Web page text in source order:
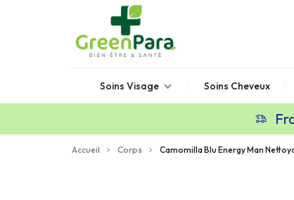
GREENPARA
Parapharmacie
Maroc
Soins Visage Soins Cheveux
Accueil Corps Camomilla Blu Energy Man